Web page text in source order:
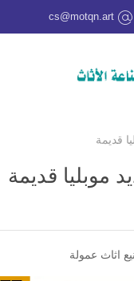
cs@motqn.art
قديمة
موبليا قديمة
اثاث عمولة